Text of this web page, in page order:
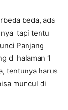
beda, ada
tapi tentu
Panjang
di halaman 1
tentunya harus
muncul di